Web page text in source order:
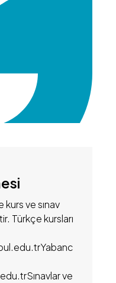
ve sınav
Türkçe kursları
ve